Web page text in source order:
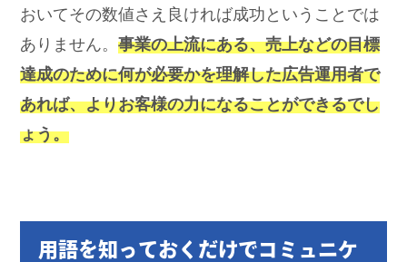
おいてその数値さえ良ければ成功ということでは
ありません。事業の上流にある、売上などの目標
達成のために何が必要かを理解した広告運用者で
あれば、よりお客様の力になることができるでし
ょう。
用語を知っておくだけでコミュニケ